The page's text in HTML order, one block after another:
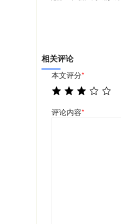
相关评论
本文评分*
评论内容*